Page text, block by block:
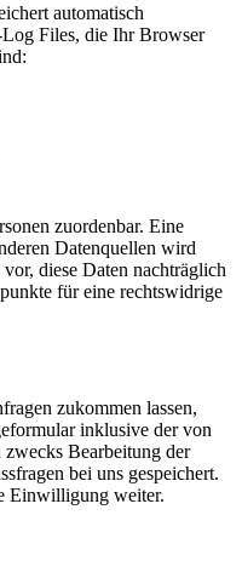
automatisch
Files, die Ihr Browser
zuordenbar. Eine
Datenquellen wird
diese Daten nachträglich
für eine rechtswidrige
zukommen lassen,
inklusive der von
Bearbeitung der
bei uns gespeichert.
Einwilligung weiter.